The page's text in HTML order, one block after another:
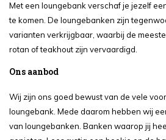
Met een loungebank verschaf je jezelf
te komen. De loungebanken zijn
varianten verkrijgbaar, waarbij de
rotan of teakhout zijn vervaardigd.
Ons aanbod
Wij zijn ons goed bewust van de vele
loungebank. Mede daarom hebben wij
van loungebanken. Banken waarop jij